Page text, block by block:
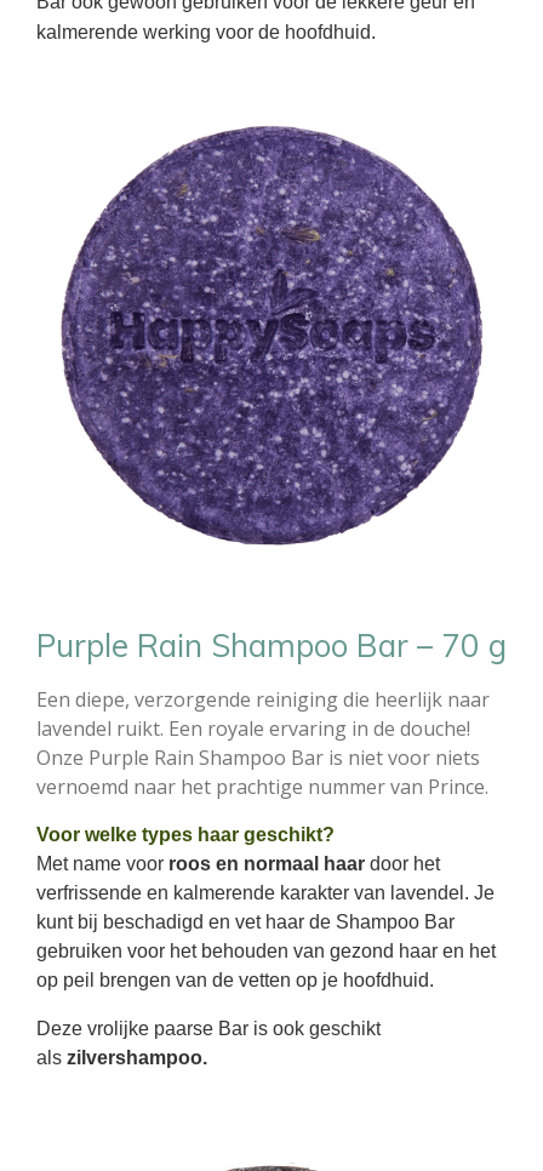
kalmerende werking voor de hoofdhuid.
Purple Rain Shampoo Bar – 70 g
Een diepe, verzorgende reiniging die heerlijk naar
lavendel ruikt. Een royale ervaring in de douche!
Onze Purple Rain Shampoo Bar is niet voor niets
vernoemd naar het prachtige nummer van Prince.
Voor welke types haar geschikt?
Met name voor roos en normaal haar door het
verfrissende en kalmerende karakter van lavendel. Je
kunt bij beschadigd en vet haar de Shampoo Bar
gebruiken voor het behouden van gezond haar en het
op peil brengen van de vetten op je hoofdhuid.
Deze vrolijke paarse Bar is ook geschikt
als zilvershampoo.